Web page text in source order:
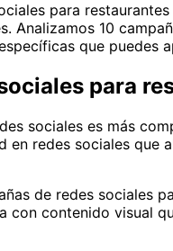
para
Analizamos 10
que
para
sociales es más
en redes sociales que
de redes
con contenido visual